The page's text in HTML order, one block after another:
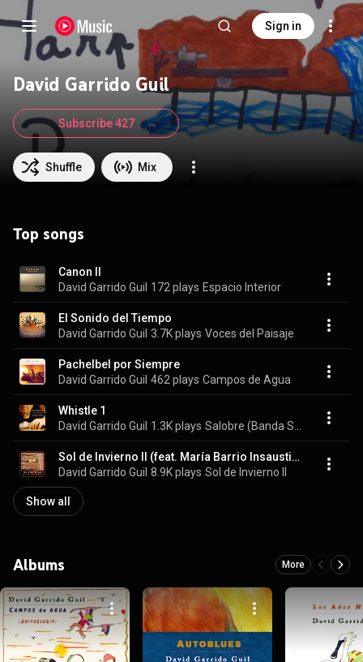
Sign in
David Garrido Guil
Shuffle Mix
Subscribe 427
Top songs
Canon II
David Garrido Guil 172 plays Espacio Interior
El Sonido del Tiempo
David Garrido Guil 3.7K plays Voces del Paisaje
Pachelbel por Siempre
David Garrido Guil 462 plays Campos de Agua
Whistle 1
David Garrido Guil 1.3K plays
Sol de Invierno II (feat. María Barrio Insausti, Raquel Remesal Cobreros & Manuel Garrido Palacios)
David Garrido Guil 8.9K plays Sol de Invierno II
Show all
Albums More